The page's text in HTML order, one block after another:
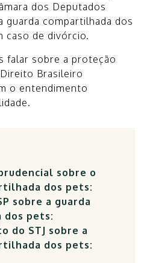
dos Deputados
guarda compartilhada dos
caso de divórcio.
falar sobre a proteção
Brasileiro
o entendimento
sobre o
dos pets:
sobre a guarda
dos pets:
do STJ sobre a
dos pets: